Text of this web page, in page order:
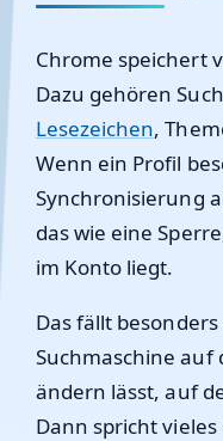
Chrome speichert
Dazu gehören
Lesezeichen,
Wenn ein Profil
Synchronisierung
das wie eine
im Konto liegt.
Das fällt
Suchmaschine auf
ändern lässt, auf
Dann spricht vieles